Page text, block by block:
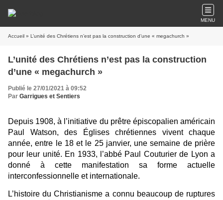
MENU
Accueil » L’unité des Chrétiens n’est pas la construction d’une « megachurch »
L’unité des Chrétiens n’est pas la construction
d’une « megachurch »
Publié le 27/01/2021 à 09:52
Par Garrigues et Sentiers
Depuis 1908, à l’initiative du prêtre épiscopalien américain
Paul Watson, des Églises chrétiennes vivent chaque
année, entre le 18 et le 25 janvier, une semaine de prière
pour leur unité. En 1933, l’abbé Paul Couturier de Lyon a
donné à cette manifestation sa forme actuelle
interconfessionnelle et internationale.
L’histoire du Christianisme a connu beaucoup de ruptures